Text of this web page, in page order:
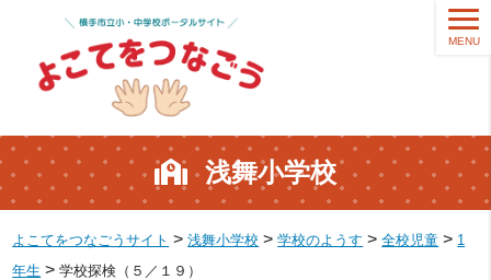
浅舞小学校
MENU
よこてをつなごうサイト >浅舞小学校 >学校のようす >全校児童 > 1
年生 >学校探検（５／１９）